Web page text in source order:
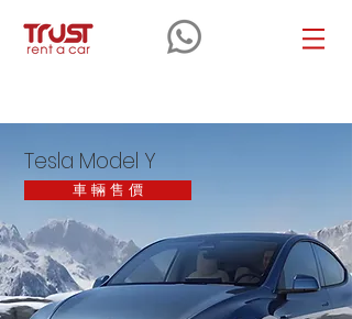
Tesla Model Y
車 輛 售 價